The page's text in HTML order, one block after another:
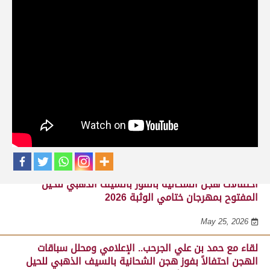
الشحانية بالسيف الذهبي للحيل المفتوح
بميدان الوثبة 22-05-2026
احتفالات هجن الشحانية بالفوز بالسيف الذهبي للحيل
المفتوح بمهرجان ختامي الوثبة 2026
May 25, 2026
لقاء مع حمد بن علي الجرحب.. الإعلامي ومحلل سباقات
الهجن احتفالاً بفوز هجن الشحانية بالسيف الذهبي للحيل